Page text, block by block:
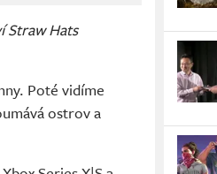
Straw Hats
Poté vidíme
ostrov a